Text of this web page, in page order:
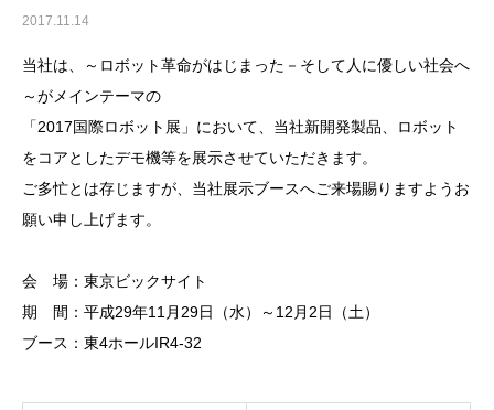
2017.11.14
当社は、～ロボット革命がはじまった－そして人に優しい社会へ
～がメインテーマの
「2017国際ロボット展」において、当社新開発製品、ロボット
をコアとしたデモ機等を展示させていただきます。
ご多忙とは存じますが、当社展示ブースへご来場賜りますようお
願い申し上げます。
会 場：東京ビックサイト
期 間：平成29年11月29日（水）～12月2日（土）
ブース：東4ホールIR4-32